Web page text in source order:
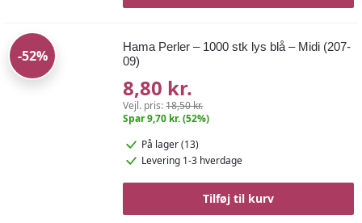
-52%
Hama Perler – 1000 stk lys blå – Midi (207-
09)
8,80 kr.
Vejl. pris:18,50 kr.
Spar 9,70 kr. (52%)
På lager (13)
Levering 1-3 hverdage
Tilføj til kurv